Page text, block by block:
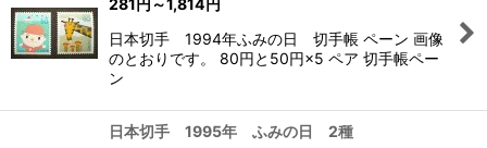
281円 ～1,814円
日本切手 1994年ふみの日 切手帳 ペーン 画像
のとおりです。 80円と50円×5 ペア 切手帳ペー
ン
日本切手 1995年 ふみの日 2種